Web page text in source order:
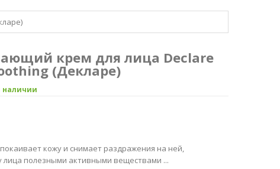
крем для лица Declare
(Декларе)
наличии
кожу и снимает раздражения на ней,
лица полезными активными веществами ...